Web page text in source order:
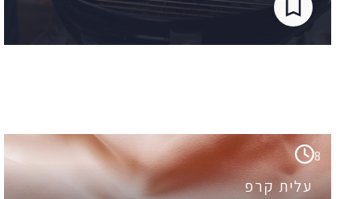
8
עלית קרפ